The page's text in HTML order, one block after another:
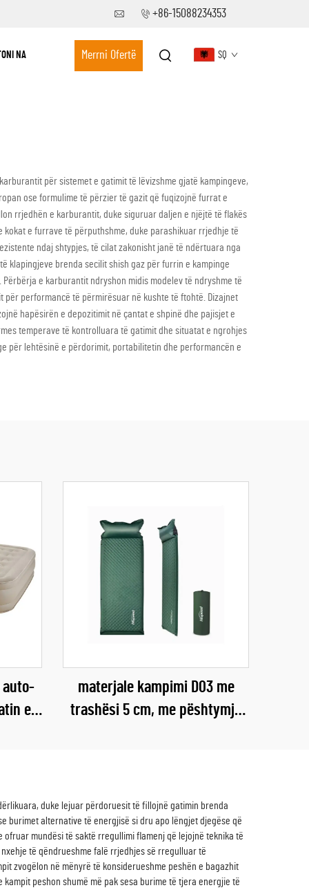
+86-15088234353
NA Merrni Ofertë SQ
për sistemet e gatimit të lëvizshme gjatë kampingeve,
ose formulime të përzier të gazit që fuqizojnë furrat e
rrjedhën e karburantit, duke siguruar daljen e njëjtë të flakës
e furrave të përputhshme, duke parashikuar rrjedhje të
ndaj shtypjes, të cilat zakonisht janë të ndërtuara nga
klapingjeve brenda secilit shish gaz për furrin e kampinge
e karburantit ndryshon midis modelev të ndryshme të
performancë të përmirësuar në kushte të ftohtë. Dizajnet
hapësirën e depozitimit në çantat e shpinë dhe pajisjet e
temperave të kontrolluara të gatimit dhe situatat e ngrohjes
për lehtësinë e përdorimit, portabilitetin dhe performancën e
auto-
e
materjale kampimi D03 me
trashësi 5 cm, me pështymje
gjumë
duke lejuar përdoruesit të fillojnë gatimin brenda
burimet alternative të energjisë si dru apo lëngjet djegëse që
mundësi të saktë rregullimi flamenj që lejojnë teknika të
të qëndrueshme falë rrjedhjes së rregulluar të
zvogëlon në mënyrë të konsiderueshme peshën e bagazhit
peshon shumë më pak sesa burime të tjera energjie të